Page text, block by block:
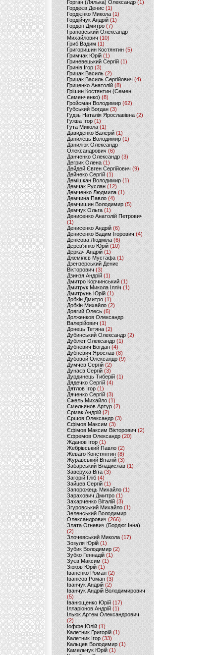
Горган (Лялька) Олександр(1)
Гордеєв Денис (1)
Гордієнко Микола (1)
Гордійчук Андрій (1)
Гордон Дмитро (7)
Грановський Олександр
Михайлович (10)
Гриб Вадим (1)
Григоришин Костянтин (5)
Гримчак Юрій(1)
Гриневецький Сергій(1)
Гринів Ігор (3)
Грицак Василь (2)
Грицак Василь Сергійович (4)
Гриценко Анатолій (8)
Грішин Костянтин (Семен
Семенченко)(8)
Гройсман Володимир(62)
Губський Богдан (3)
Гудзь Наталія Ярославівна(2)
Гужва Ігор (1)
Гута Микола (1)
Давиденко Валерій (1)
Данилець Володимир(1)
Данилюк Олександр
Олександрович (6)
Данченко Олександр (3)
Дегрик Олена(1)
Дейдей Євген Сергійович(9)
Дейнеко Сергій (1)
Демішкан Володимир(1)
Демчак Руслан (12)
Демченко Людмила (1)
Демчина Павло (4)
Демчишин Володимир (5)
Демчук Ольга(1)
Денисенко Анатолій Петрович
(1)
Денисенко Андрій (6)
Денисенко Вадим Ігорович (4)
Денісова Людміла(6)
Дерев'янко Юрій(10)
Деркач Андрій(1)
Джемілєв Мустафа (1)
Дзензерський Денис
Вікторович (3)
Дзинзя Андрій (1)
Дмитро Корчинський (1)
Дмитрук Микола Ілліч (1)
Дмитрунь Юрій (1)
Добкін Дмитро(1)
Добкін Михайло (2)
Довгий Олесь (6)
Долженков Олександр
Валерійович (1)
Донець Тетяна (2)
Дубинський Олександр(2)
Дубілет Олександр (1)
Дубневич Богдан (4)
Дубневич Ярослав (8)
Дубовой Олександр(9)
Думчев Сергій (2)
Дунаєв Сергій(3)
Дурдинець Тиберій (1)
Дядечко Сергій (4)
Дятлов Ігор (1)
Дяченко Сергій (3)
Єжель Михайло (1)
Ємельянов Артур (2)
Єрмак Андрій (2)
Єршов Олександр (3)
Єфімов Максим (3)
Єфімов Максим Вікторович (2)
Єфремов Олександр (20)
Жданов Ігор (1)
Жебрівський Павло (2)
Жеваго Констянтин (8)
Журавський Віталій (3)
Забарський Владислав (1)
Заверуха Віта (3)
Загорій Гліб (4)
Зайцев Сергій(1)
Запорожець Михайло (1)
Зарахович Дмитро (1)
Захарченко Віталій (3)
Згуровський Михайло (1)
Зеленський Володимир
Олександрович (266)
Злата Огневич (Бордюг Інна)
(2)
Злочевський Микола(17)
Зозуля Юрій (1)
Зубик Володимир (2)
Зубко Геннадій (1)
Зуєв Максим(1)
Зюков Юрій (1)
Іваненко Роман (2)
Іванісов Роман (3)
Іванчук Андрій(2)
Іванчук Андрій Володимирович
(5)
Іванющенко Юрій (17)
Ілларіонов Андрій (1)
Ільюк Артем Олександрович
(2)
Іоффе Юлій (1)
Калетник Григорій(1)
Калетник Ігор (33)
Кальцев Володимир(1)
Камельчук Юрій (1)